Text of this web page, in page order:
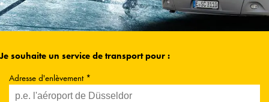
Je souhaite un service de transport pour :
Adresse d'enlèvement *